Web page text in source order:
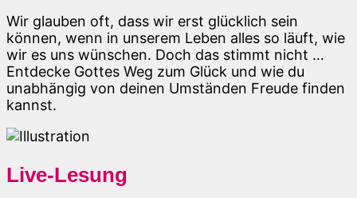
Wir glauben oft, dass wir erst glücklich sein
können, wenn in unserem Leben alles so läuft, wie
wir es uns wünschen. Doch das stimmt nicht …
Entdecke Gottes Weg zum Glück und wie du
unabhängig von deinen Umständen Freude finden
kannst.
Live-Lesung